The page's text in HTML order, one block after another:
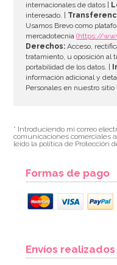
internacionales de datos |
interesado. |
Usamos Brevo como
mercadotecnia(https://
Derechos: Acceso,
tratamiento, u oposición al
portabilidad de los datos. |
información adicional y
Personales en nuestro sitio
* Introduciendo mi correo
comunicaciones comerciales
leído la política de Protección
Formas de pago
Envíos